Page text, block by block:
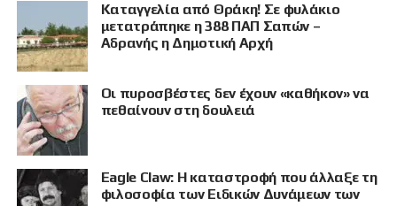
Καταγγελία από Θράκη! Σε φυλάκιο
μετατράπηκε η 388 ΠΑΠ Σαπών –
Αδρανής η Δημοτική Αρχή
Οι πυροσβέστες δεν έχουν «καθήκον» να
πεθαίνουν στη δουλειά
Eagle Claw: Η καταστροφή που άλλαξε τη
φιλοσοφία των Ειδικών Δυνάμεων των